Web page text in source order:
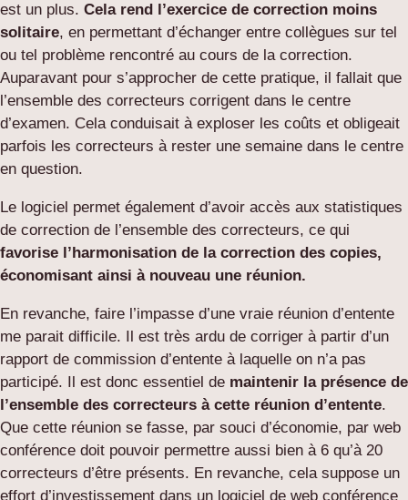
est un plus. Cela rend l’exercice de correction moins
solitaire, en permettant d’échanger entre collègues sur tel
ou tel problème rencontré au cours de la correction.
Auparavant pour s’approcher de cette pratique, il fallait que
l’ensemble des correcteurs corrigent dans le centre
d’examen. Cela conduisait à exploser les coûts et obligeait
parfois les correcteurs à rester une semaine dans le centre
en question.
Le logiciel permet également d’avoir accès aux statistiques
de correction de l’ensemble des correcteurs, ce qui
favorise l’harmonisation de la correction des copies,
économisant ainsi à nouveau une réunion.
En revanche, faire l’impasse d’une vraie réunion d’entente
me parait difficile. Il est très ardu de corriger à partir d’un
rapport de commission d’entente à laquelle on n’a pas
participé. Il est donc essentiel de maintenir la présence de
l’ensemble des correcteurs à cette réunion d’entente.
Que cette réunion se fasse, par souci d’économie, par web
conférence doit pouvoir permettre aussi bien à 6 qu’à 20
correcteurs d’être présents. En revanche, cela suppose un
effort d’investissement dans un logiciel de web conférence